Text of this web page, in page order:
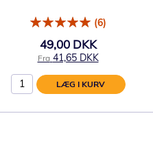
(6)
49,00 DKK
Fra 41,65 DKK
LÆG I KURV